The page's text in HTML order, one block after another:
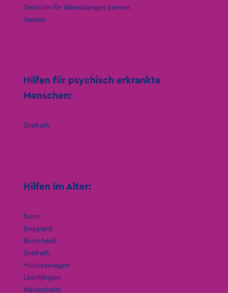
Zentrum für lebenslanges Lernen
Xanten
Hilfen für psychisch erkrankte
Menschen:
Grefrath
Hilfen im Alter:
Bonn
Boppard
Burscheid
Grefrath
Hückeswagen
Leichlingen
Meisenheim